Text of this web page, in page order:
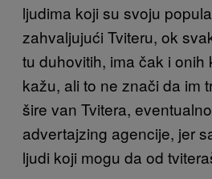
ljudima koji su svoju
zahvaljujući Tviteru, ok
tu duhovitih, ima čak i onih
kažu, ali to ne znači da im
šire van Tvitera,
advertajzing agencije, jer
ljudi koji mogu da od